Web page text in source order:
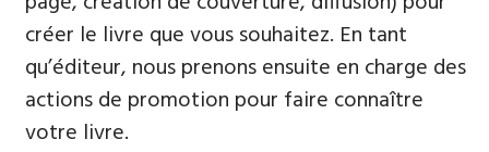
créer le livre que vous souhaitez. En tant
qu’éditeur, nous prenons ensuite en charge des
actions de promotion pour faire connaître
votre livre.